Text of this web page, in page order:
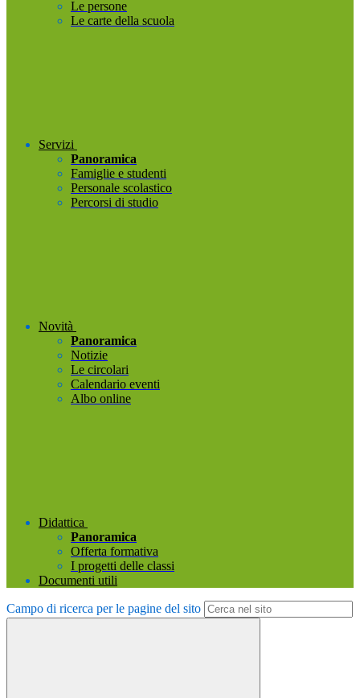
Le persone
Le carte della scuola
Servizi
Panoramica
Famiglie e studenti
Personale scolastico
Percorsi di studio
Novità
Panoramica
Notizie
Le circolari
Calendario eventi
Albo online
Didattica
Panoramica
Offerta formativa
I progetti delle classi
Documenti utili
Campo di ricerca per le pagine del sito